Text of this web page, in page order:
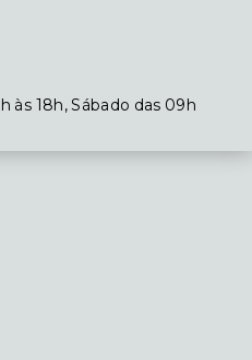
às 18h, Sábado das 09h